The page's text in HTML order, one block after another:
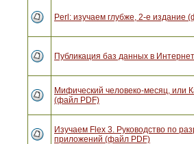
Perl: изучаем глубже, 2-е издание
Публикация баз данных в
Мифический человеко-месяц, или
(файл PDF)
Изучаем Flex 3. Руководство по
приложений (файл PDF)